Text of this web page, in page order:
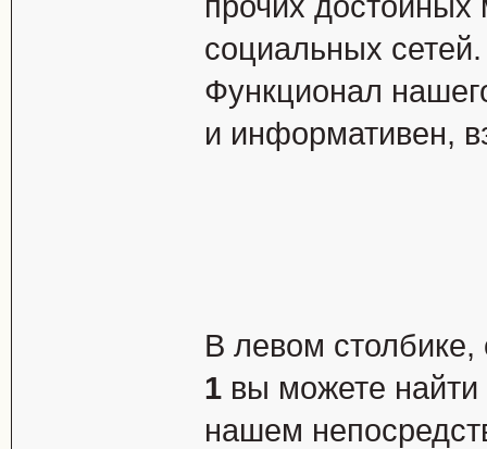
социальных сетей.
Функционал
и информативен,
В левом
1вы можете найти
нашем